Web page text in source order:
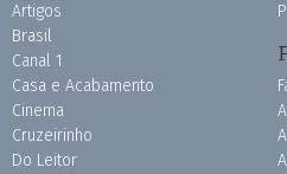
Artigos
Brasil
Canal 1
Casa e Acabamento
Cinema
Cruzeirinho
Do Leitor